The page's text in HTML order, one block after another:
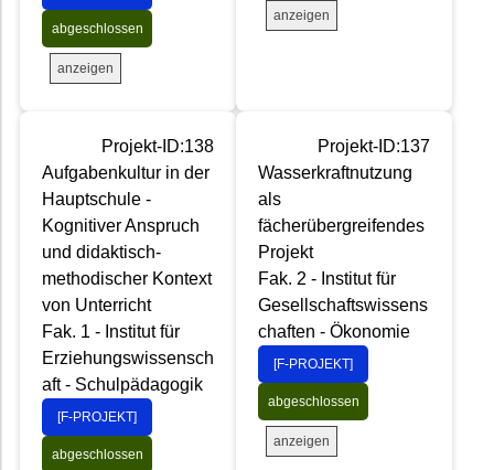
abgeschlossen
anzeigen
anzeigen
Projekt-ID:138
Aufgabenkultur in der
Hauptschule -
Kognitiver Anspruch
und didaktisch-
methodischer Kontext
von Unterricht
Fak. 1 - Institut für
Erziehungswissensch
aft - Schulpädagogik
[F-PROJEKT]
abgeschlossen
Projekt-ID:137
Wasserkraftnutzung
als
fächerübergreifendes
Projekt
Fak. 2 - Institut für
Gesellschaftswissens
chaften - Ökonomie
[F-PROJEKT]
abgeschlossen
anzeigen